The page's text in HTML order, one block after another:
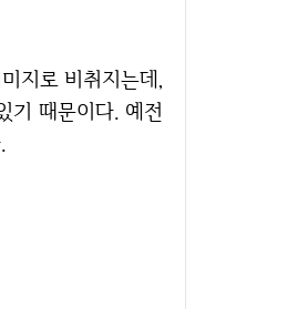
기 때문이다. 예전